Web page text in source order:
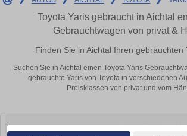
Toyota Yaris gebraucht in Aichtal
Gebrauchtwagen von privat &
Finden Sie in Aichtal Ihren gebrauchten
Suchen Sie in Aichtal einen Toyota Yaris
gebrauchte Yaris von Toyota in verschiedenen
Preisklassen von privat und vom